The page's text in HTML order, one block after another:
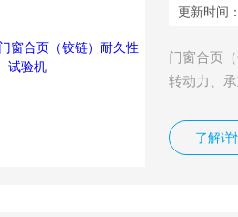
更新时间：
门窗合页
转动力、
了解详